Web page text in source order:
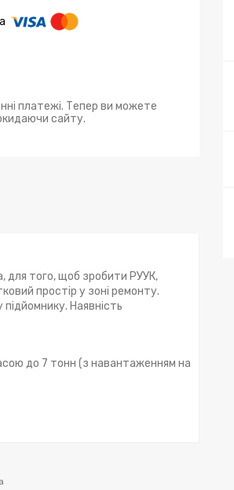
платежі. Тепер ви можете
сайту.
для того, щоб зробити РУУК,
простір у зоні ремонту.
Наявність
до 7 тонн (з навантаженням на